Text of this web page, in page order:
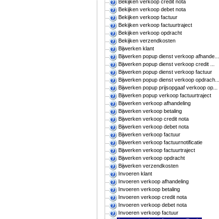
Bekijken verkoop credit nota
Bekijken verkoop debet nota
Bekijken verkoop factuur
Bekijken verkoop factuurtraject
Bekijken verkoop opdracht
Bekijken verzendkosten
Bijwerken klant
Bijwerken popup dienst verkoop afhande...
Bijwerken popup dienst verkoop credit ...
Bijwerken popup dienst verkoop factuur
Bijwerken popup dienst verkoop opdrach...
Bijwerken popup prijsopgaaf verkoop op...
Bijwerken popup verkoop factuurtraject
Bijwerken verkoop afhandeling
Bijwerken verkoop betaling
Bijwerken verkoop credit nota
Bijwerken verkoop debet nota
Bijwerken verkoop factuur
Bijwerken verkoop factuurnotificatie
Bijwerken verkoop factuurtraject
Bijwerken verkoop opdracht
Bijwerken verzendkosten
Invoeren klant
Invoeren verkoop afhandeling
Invoeren verkoop betaling
Invoeren verkoop credit nota
Invoeren verkoop debet nota
Invoeren verkoop factuur